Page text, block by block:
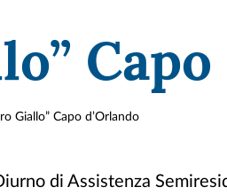
Capo
Giallo” Capo d’Orlando
di Assistenza